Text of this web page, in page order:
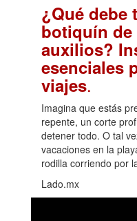
¿Qué debe
botiquín
auxilios?
esenciales
viajes.
Imagina que estás
repente, un corte
detener todo. O tal
vacaciones en la
rodilla corriendo por
Lado.mx